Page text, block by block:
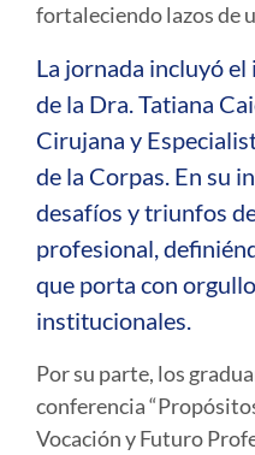
fortaleciendo lazos de
La jornada incluyó
de la Dra. Tatiana
Cirujana y
de la Corpas. En su
desafíos y triunfos
profesional,
que porta con
institucionales.
Por su parte, los
conferencia
Vocación y Futuro